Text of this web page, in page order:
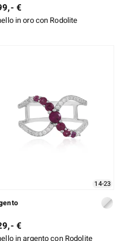
€
in oro con Rodolite
14-23
€
in argento con Rodolite